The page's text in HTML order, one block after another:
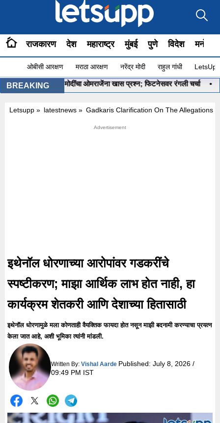
राजकारण देश महाराष्ट्र मुंबई पुणे विदेश
ओबीसी आरक्षण मराठा आरक्षण नरेंद्र मोदी राहुल गांधी
BREAKING
आहे ना?”, PM मोदींचा ओमराजेंना खास प्रश्न; फिटनेसवर रंगली चर्चा •
Letsupp » latestnews » Gadkaris Clarification On The Allegations
इथेनॉल धोरणाच्या आरोपांवर गडकरींचे
स्पष्टीकरण; माझा आर्थिक लाभ होत नाही, हा
कार्यक्रम शेतकरी आणि देशाच्या हितासाठी
इथेनॉल धोरणामुळे मला कोणताही वैयक्तिक फायदा होत नसून माझी बदनामी करण्याचा प्रयत्न
केला जात आहे, अशी भूमिका त्यांनी मांडली.
Written By: Vishal Aarde Published: July 8, 2026 /
09:49 PM IST